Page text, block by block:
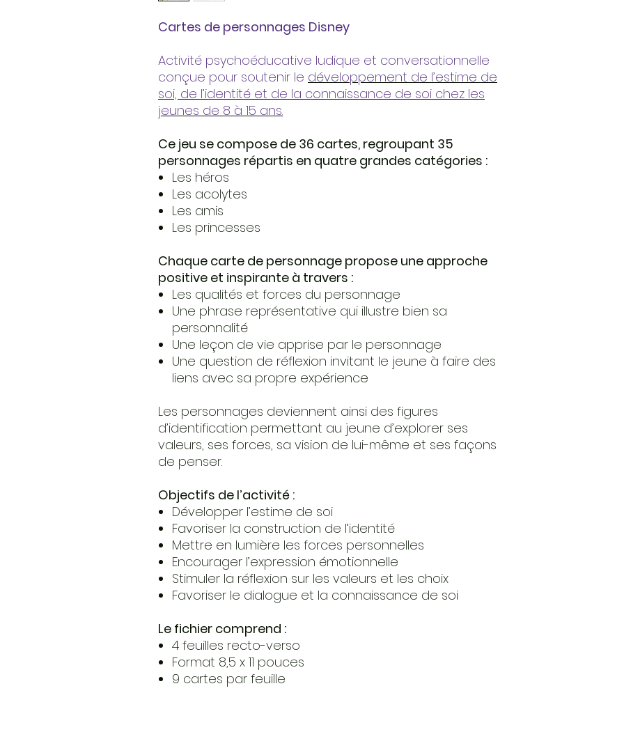
Cartes de personnages Disney
Activité psychoéducative ludique et conversationnelle
conçue pour soutenir le développement de l’estime de
soi, de l’identité et de la connaissance de soi chez les
jeunes de 8 à 15 ans.
Ce jeu se compose de 36 cartes, regroupant 35
personnages répartis en quatre grandes catégories :
Les héros
Les acolytes
Les amis
Les princesses
Chaque carte de personnage propose une approche
positive et inspirante à travers :
Les qualités et forces du personnage
Une phrase représentative qui illustre bien sa
personnalité
Une leçon de vie apprise par le personnage
Une question de réflexion invitant le jeune à faire des
liens avec sa propre expérience
Les personnages deviennent ainsi des figures
d’identification permettant au jeune d’explorer ses
valeurs, ses forces, sa vision de lui-même et ses façons
de penser.
Objectifs de l’activité :
Développer l’estime de soi
Favoriser la construction de l’identité
Mettre en lumière les forces personnelles
Encourager l’expression émotionnelle
Stimuler la réflexion sur les valeurs et les choix
Favoriser le dialogue et la connaissance de soi
Le fichier comprend :
4 feuilles recto-verso
Format 8,5 x 11 pouces
9 cartes par feuille